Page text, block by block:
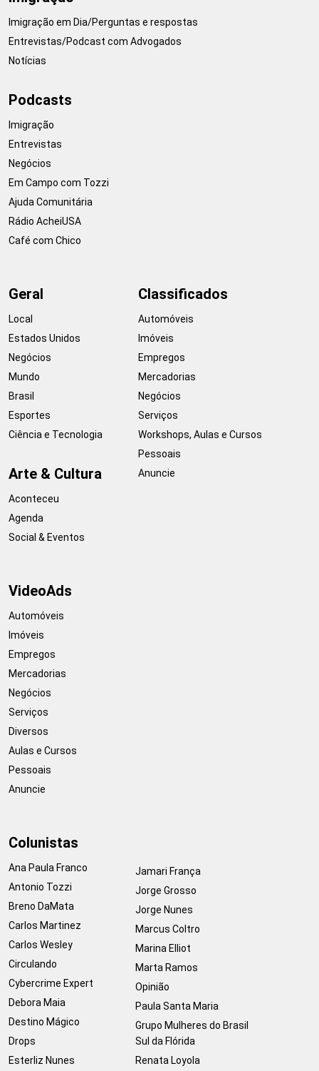
Imigração em Dia/Perguntas e respostas
Entrevistas/Podcast com Advogados
Notícias
Podcasts
Imigração
Entrevistas
Negócios
Em Campo com Tozzi
Ajuda Comunitária
Rádio AcheiUSA
Café com Chico
Geral
Local
Estados Unidos
Negócios
Mundo
Brasil
Esportes
Ciência e Tecnologia
Arte & Cultura
Aconteceu
Agenda
Social & Eventos
Classificados
Automóveis
Imóveis
Empregos
Mercadorias
Negócios
Serviços
Workshops, Aulas e Cursos
Pessoais
Anuncie
VideoAds
Automóveis
Imóveis
Empregos
Mercadorias
Negócios
Serviços
Diversos
Aulas e Cursos
Pessoais
Anuncie
Colunistas
Ana Paula Franco
Antonio Tozzi
Breno DaMata
Carlos Martinez
Carlos Wesley
Circulando
Cybercrime Expert
Debora Maia
Destino Mágico
Drops
Esterliz Nunes
Jamari França
Jorge Grosso
Jorge Nunes
Marcus Coltro
Marina Elliot
Marta Ramos
Opinião
Paula Santa Maria
Grupo Mulheres do Brasil
Sul da Flórida
Renata Loyola